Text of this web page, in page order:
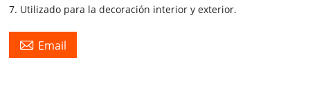
7. Utilizado para la decoración interior y exterior.
 Email